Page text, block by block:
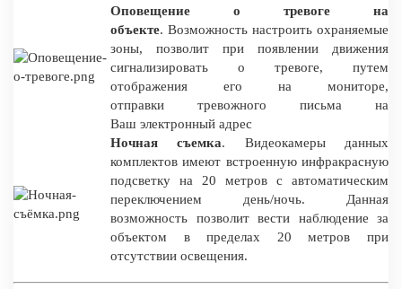
Оповещение о тревоге на
объекте. Возможность настроить охраняемые
зоны, позволит при появлении движения
сигнализировать о тревоге, путем
отображения его на мониторе,
отправки тревожного письма на
Ваш электронный адрес
Ночная съемка. Видеокамеры данных
комплектов имеют встроенную инфракрасную
подсветку на 20 метров с автоматическим
переключением день/ночь. Данная
возможность позволит вести наблюдение за
объектом в пределах 20 метров при
отсутствии освещения.